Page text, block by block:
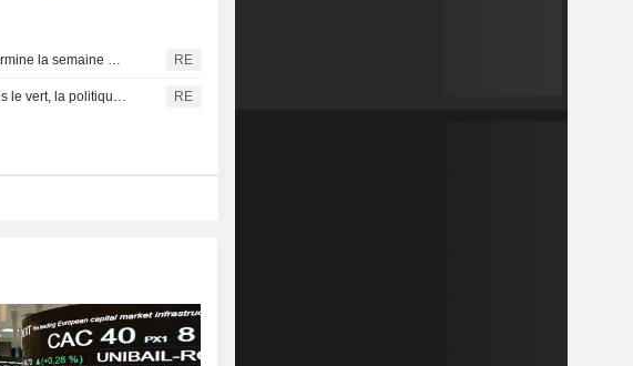
Le STOXX 600 termine la semaine à un sommet historique, porté par les résultats et la faiblesse de l'emploi américain RE
L'Europe finit dans le vert, la politique monétaire dans le viseur RE